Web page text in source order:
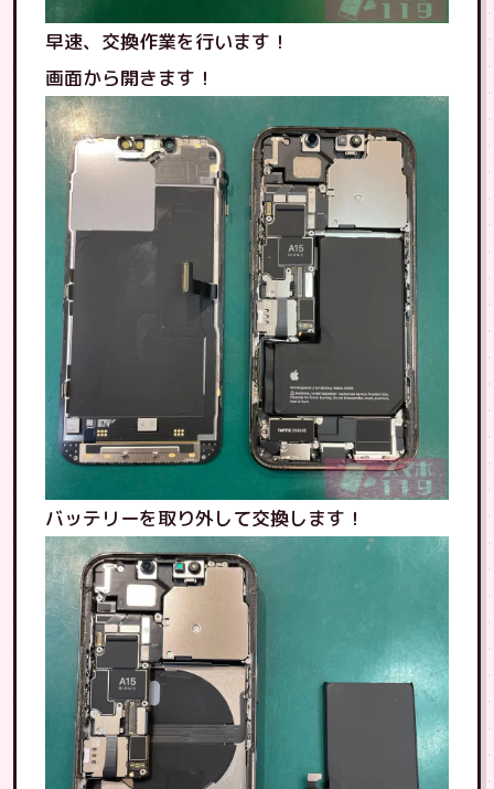
早速、交換作業を行います！
画面から開きます！
バッテリーを取り外して交換します！